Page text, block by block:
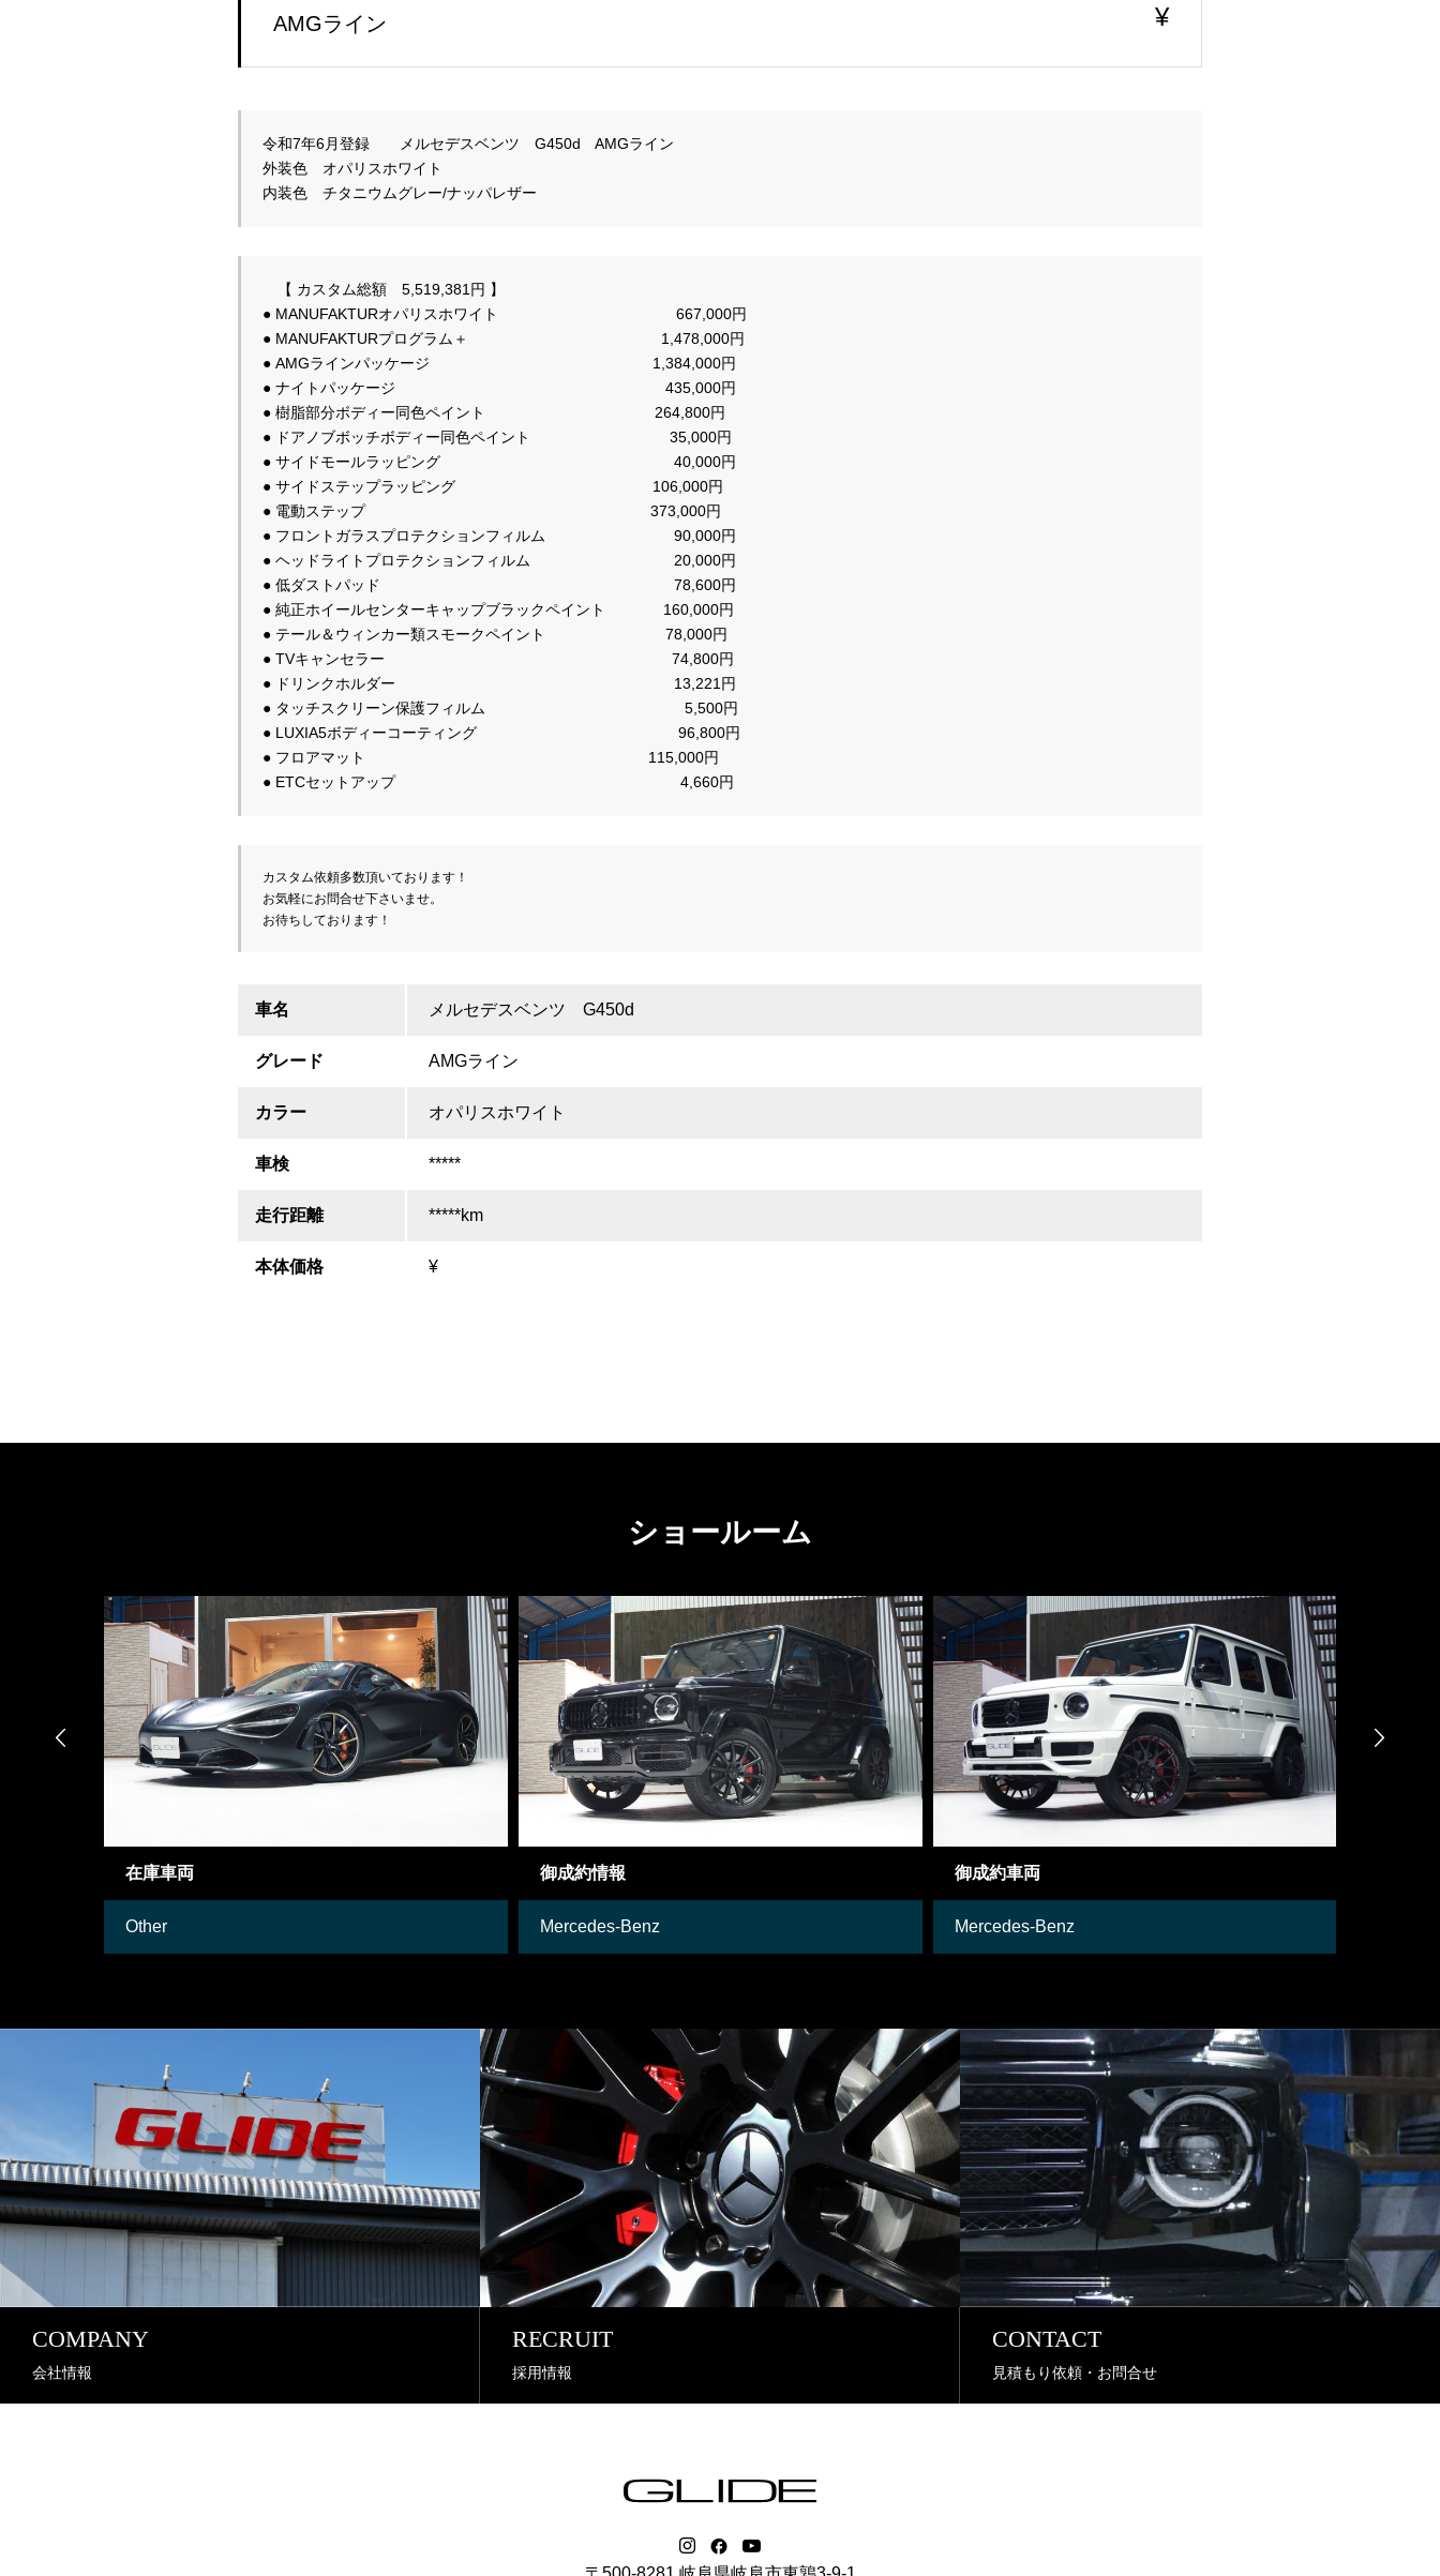
AMGライン ¥
令和7年6月登録　　メルセデスベンツ　G450d　AMGライン
外装色　オパリスホワイト
【 カスタム総額　5,519,381円 】
● MANUFAKTURオパリスホワイト 　　　　　　　　　　　  667,000円
● MANUFAKTURプログラム＋　　　　　　　　　　　　   1,478,000円
● AMGラインパッケージ　　　　　　　　　　　     　     1,384,000円
● ナイトパッケージ　　　　　　　　　　　　　　　　　　435,000円
● 樹脂部分ボディー同色ペイント                             　　　264,800円
● ドアノブボッチボディー同色ペイント　　　　           　    35,000円
● サイドモールラッピング　　　　　　　　　　　　　　 　 40,000円
● サイドステップラッピング                     　　　     　      106,000円
● 電動ステップ　　　　　　　　                                　   373,000円
● フロントガラスプロテクションフィルム　　　　　　　　  90,000円
● ヘッドライトプロテクションフィルム　　　　　　　　　  20,000円
● 低ダストパッド　　　　　　　　　　　　　　　　　　　  78,600円
● 純正ホイールセンターキャップブラックペイント　          160,000円
● テール＆ウィンカー類スモークペイント　                   　  78,000円
● TVキャンセラー　　　　　　　　　　　　　　　　           74,800円
● ドリンクホルダー　　　　　　　　　　　　　　　　　　  13,221円
● タッチスクリーン保護フィルム　　　　　　　　　　　　　 5,500円
● LUXIA5ボディーコーティング　　　　　　　　　　　　     96,800円
● フロアマット　　　                                           　　 　 115,000円
● ETCセットアップ　　　　　　　　　　　　　　             　 4,660円
カスタム依頼多数頂いております！
お気軽にお問合せ下さいませ。
お待ちしております！
車名 メルセデスベンツ G450d
グレード AMGライン
カラー オパリスホワイト
車検 *****
走行距離 *****km
本体価格 ¥
ショールーム
御成約情報
Mercedes-Benz
御成約車両
Mercedes-Benz
在庫車両
Lamborghini
 
COMPANY
会社情報
RECRUIT
採用情報
CONTACT
見積もり依頼・お問合せ